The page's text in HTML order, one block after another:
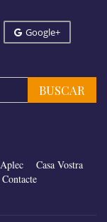
Google+
Aplec
Casa Vostra
Contacte